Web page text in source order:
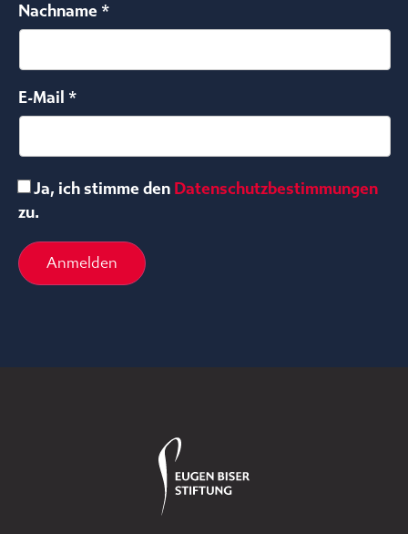
Nachname *
E-Mail *
Ja, ich stimme den Datenschutzbestimmungen
zu.
Anmelden